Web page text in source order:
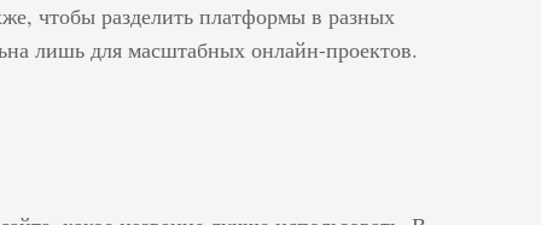
чтобы разделить платформы в разных
лишь для масштабных онлайн-проектов.